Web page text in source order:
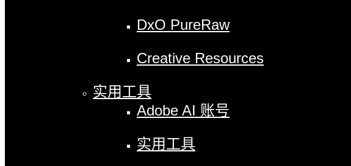
DxO PureRaw
Creative Resources
实用工具
Adobe AI 账号
实用工具